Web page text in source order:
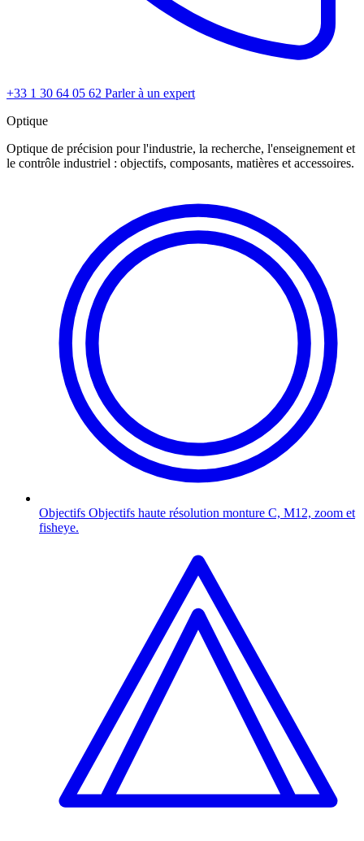
+33 1 30 64 05 62 Parler à un expert
Optique
Optique de précision pour l'industrie, la recherche, l'enseignement et
le contrôle industriel : objectifs, composants, matières et accessoires.
Objectifs Objectifs haute résolution monture C, M12, zoom et
fisheye.